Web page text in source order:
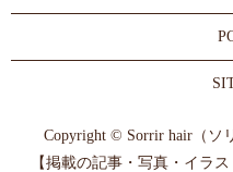
Copyright © Sorrir hair（ソ
【掲載の記事・写真・イラ